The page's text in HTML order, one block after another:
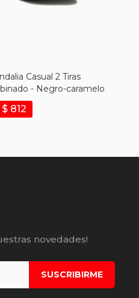
Casual 2 Tiras
- Negro-caramelo
$ 812
novedades!
SUSCRIBIRME